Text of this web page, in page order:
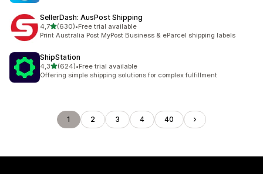
SellerDash: AusPost Shipping
4,75 yıldız üzerinden
(630)
toplam 630 değerlendirme
•Free trial available
Print Australia Post MyPost Business & eParcel shipping labels
ShipStation
4,35 yıldız üzerinden
(624)
toplam 624 değerlendirme
•Free trial available
Offering simple shipping solutions for complex fulfillment
1 2 3 4 40